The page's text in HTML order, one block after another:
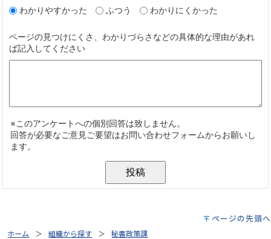
ページの先頭へ
ホーム 組織から探す
秘書政策課